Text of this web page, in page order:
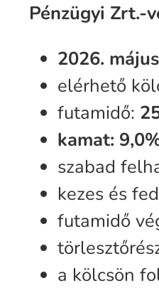
Pénzügyi Zrt.-
2026.
elérhető
futamidő:
kamat:
szabad
kezes és
futamidő
a kölcsön